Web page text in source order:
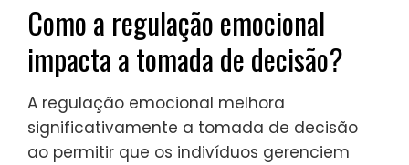
Como a regulação emocional
impacta a tomada de decisão?
A regulação emocional melhora
significativamente a tomada de decisão
ao permitir que os indivíduos gerenciem